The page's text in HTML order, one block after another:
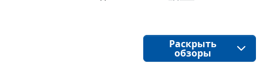
Раскрыть
обзоры